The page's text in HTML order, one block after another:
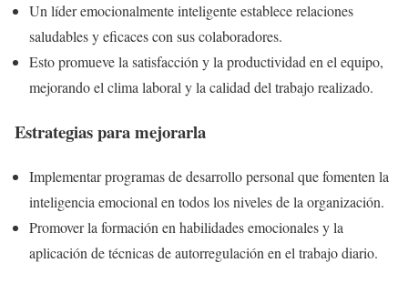
Un líder emocionalmente inteligente establece relaciones
saludables y eficaces con sus colaboradores.
Esto promueve la satisfacción y la productividad en el equipo,
mejorando el clima laboral y la calidad del trabajo realizado.
Estrategias para mejorarla
Implementar programas de desarrollo personal que fomenten la
inteligencia emocional en todos los niveles de la organización.
Promover la formación en habilidades emocionales y la
aplicación de técnicas de autorregulación en el trabajo diario.